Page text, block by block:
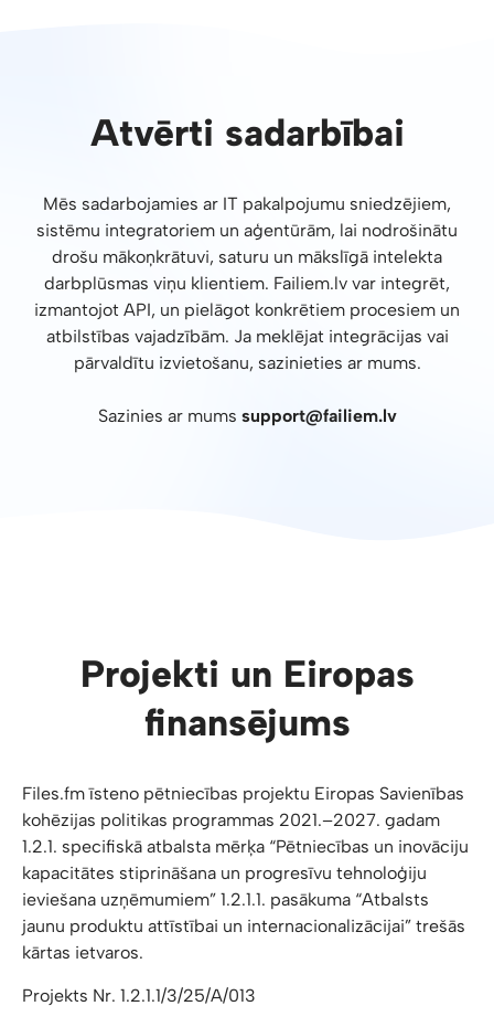
Atvērti sadarbībai
Mēs sadarbojamies ar IT pakalpojumu sniedzējiem,
sistēmu integratoriem un aģentūrām, lai nodrošinātu
drošu mākoņkrātuvi, saturu un mākslīgā intelekta
darbplūsmas viņu klientiem. Failiem.lv var integrēt,
izmantojot API, un pielāgot konkrētiem procesiem un
atbilstības vajadzībām. Ja meklējat integrācijas vai
pārvaldītu izvietošanu, sazinieties ar mums.
Sazinies ar mums support@failiem.lv
Projekti un Eiropas
finansējums
Files.fm īsteno pētniecības projektu Eiropas Savienības
kohēzijas politikas programmas 2021.–2027. gadam
1.2.1. specifiskā atbalsta mērķa “Pētniecības un inovāciju
kapacitātes stiprināšana un progresīvu tehnoloģiju
ieviešana uzņēmumiem” 1.2.1.1. pasākuma “Atbalsts
jaunu produktu attīstībai un internacionalizācijai” trešās
kārtas ietvaros.
Projekts Nr. 1.2.1.1/3/25/A/013